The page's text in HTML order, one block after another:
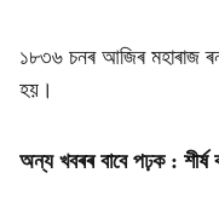
১৮৩৬ চনৰ আজিৰ মহাৰাজ
হয়।
অন্য খবৰৰ বাবে পঢ়ক : শীৰ্ষ